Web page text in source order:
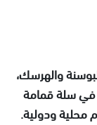
البوسنة والهرسك،
في سلة قمامة
محلية ودولية.